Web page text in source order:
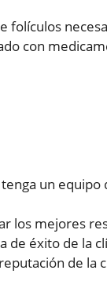
folículos
con
un equipo
los mejores
de éxito de la
de la